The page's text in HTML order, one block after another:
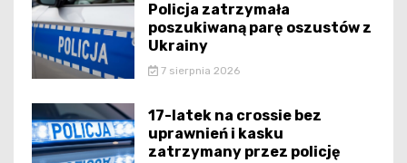
Policja zatrzymała
poszukiwaną parę oszustów z
Ukrainy
7 sierpnia 2026
17-latek na crossie bez
uprawnień i kasku
zatrzymany przez policję